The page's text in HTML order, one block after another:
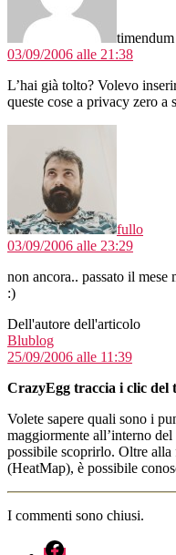
timendum
03/09/2006 alle 21:38
L’hai già tolto? Volevo
queste cose a privacy zero a
fullo
03/09/2006 alle 23:29
non ancora.. passato il
:)
Dell'autore dell'articolo
Blublogdice:
25/09/2006 alle 11:39
CrazyEgg traccia i clic del
Volete sapere quali sono i
maggiormente all’interno
possibile scoprirlo. Oltre
(HeatMap), è possibile
I commenti sono chiusi.
fb